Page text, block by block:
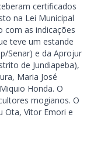
certificados
na Lei Municipal
com as indicações
teve um estande
Senar) e da Aprojur
de Jundiapeba),
Maria José
Honda. O
mogianos. O
Ota, Vitor Emori e